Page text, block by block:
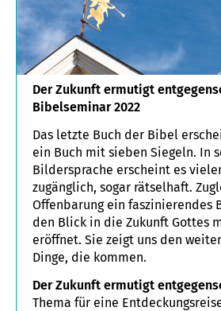
Der Zukunft ermutigt
Bibelseminar 2022
Das letzte Buch der Bibel
ein Buch mit sieben Siegeln. In
Bildersprache erscheint es
zugänglich, sogar rätselhaft.
Offenbarung ein faszinierendes
den Blick in die Zukunft Gottes
eröffnet. Sie zeigt uns den
Dinge, die kommen.
Der Zukunft ermutigt
Thema für eine